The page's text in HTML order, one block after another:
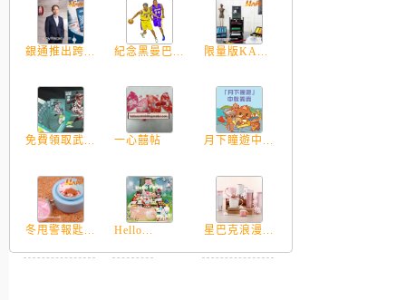
銀通推出跨... 紀念黑曼巴... 限量版KA...
免費領取武... 一心囍帖 月下瞳遊中...
冬甩警報匙... Hello... 星巴克浪漫...